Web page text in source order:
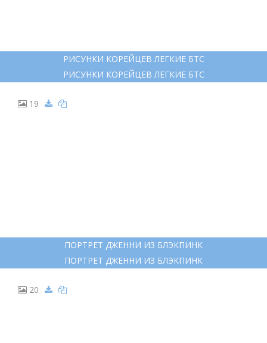
РИСУНКИ КОРЕЙЦЕВ ЛЕГКИЕ БТС
РИСУНКИ КОРЕЙЦЕВ ЛЕГКИЕ БТС
19
ПОРТРЕТ ДЖЕННИ ИЗ БЛЭКПИНК
ПОРТРЕТ ДЖЕННИ ИЗ БЛЭКПИНК
20